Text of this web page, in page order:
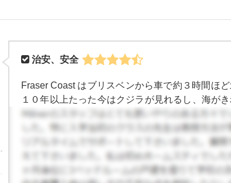
治安、安全
Fraser Coast はブリスベンから車で約３時間ほ
１０年以上たった今はクジラが見れるし、海が
大きくなりかなり観光地化されてしまったよう
時は留学生、特に日本人は町に１０人いるか
す。現地の人たちも温かい地域でのんびり暮
た。ちょっと田舎の日本みないな感じをイメー
切に、現地で生活してる人は家族や友人のよう